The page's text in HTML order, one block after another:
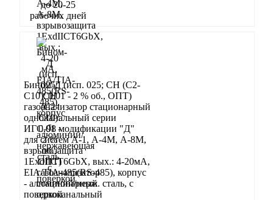
до 20-25
рабочих дней
Бином-Д (исп. 025; CH (C2-
C10): 0,01 - 2 % об., ОПТ)
газоанализатор стационарный
одноканальный серии
ИГС-98 модификации "Д"
для систем А-1, А-4М, А-8М,
взрывозащита
1ExdIIСT6GbX, вых.: 4-20мА,
EIA/TIA-485(RS-485), корпус
- алюминий/нерж. сталь, с
поверкой